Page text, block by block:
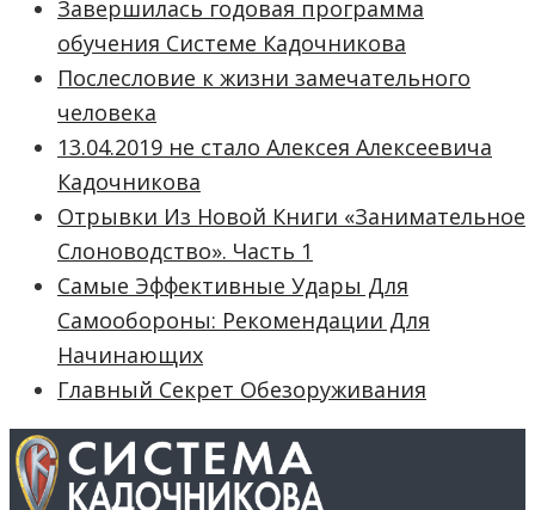
Завершилась годовая программа
обучения Системе Кадочникова
Послесловие к жизни замечательного
человека
13.04.2019 не стало Алексея Алексеевича
Кадочникова
Отрывки Из Новой Книги «Занимательное
Слоноводство». Часть 1
Самые Эффективные Удары Для
Самообороны: Рекомендации Для
Начинающих
Главный Секрет Обезоруживания